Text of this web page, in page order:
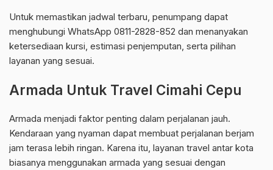
Untuk memastikan jadwal terbaru, penumpang dapat
menghubungi WhatsApp 0811-2828-852 dan menanyakan
ketersediaan kursi, estimasi penjemputan, serta pilihan
layanan yang sesuai.
Armada Untuk Travel Cimahi Cepu
Armada menjadi faktor penting dalam perjalanan jauh.
Kendaraan yang nyaman dapat membuat perjalanan berjam
jam terasa lebih ringan. Karena itu, layanan travel antar kota
biasanya menggunakan armada yang sesuai dengan